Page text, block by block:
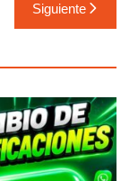
Siguiente